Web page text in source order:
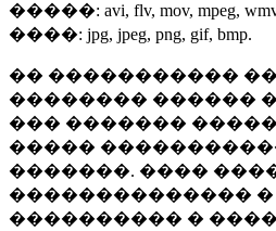
�����: avi, flv, mov, mpeg,
����: jpg, jpeg, png, gif, bmp.
�� �����������
�������� ������
��� �������
�����
�������. ����
��������������
���������� �